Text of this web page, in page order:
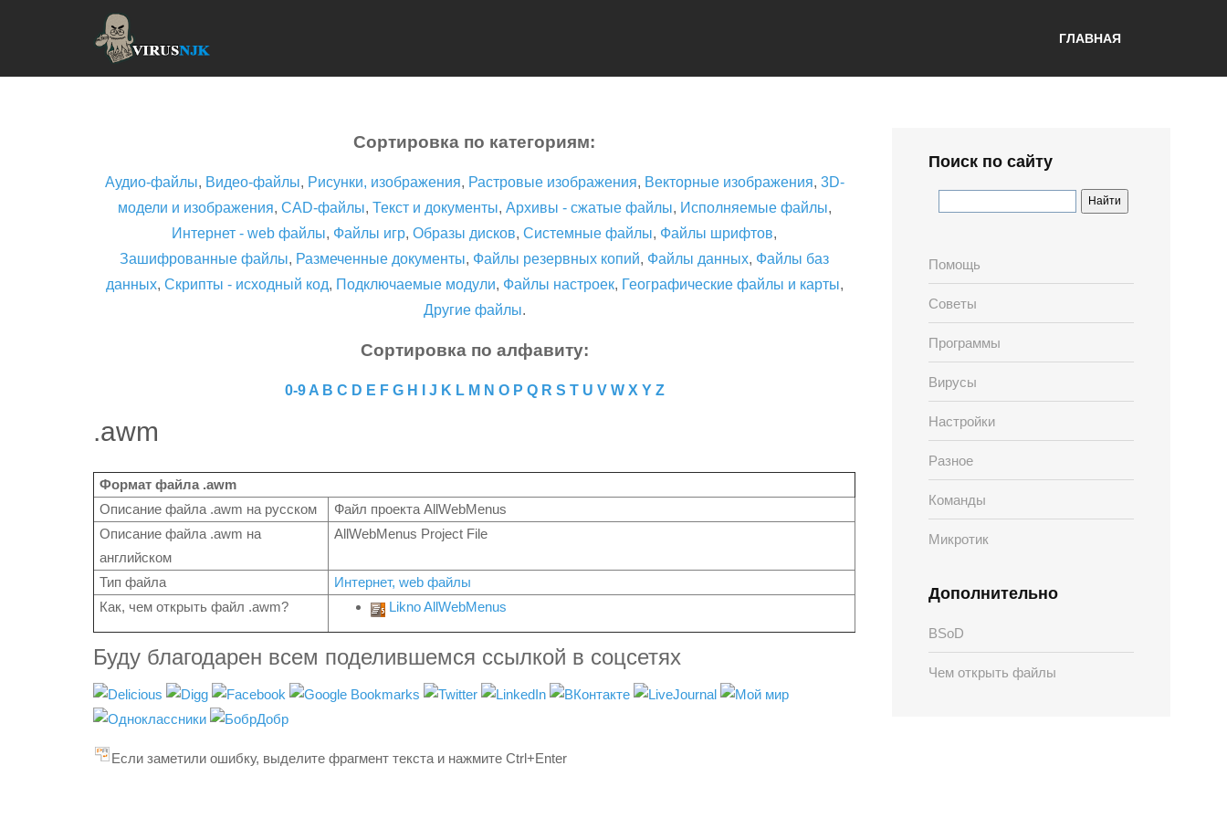
ГЛАВНАЯ
Сортировка по категориям:
Аудио-файлы, Видео-файлы, Рисунки, изображения, Растровые изображения, Векторные изображения, 3D-
модели и изображения, CAD-файлы, Текст и документы, Архивы - сжатые файлы, Исполняемые файлы,
Интернет - web файлы, Файлы игр, Образы дисков, Системные файлы, Файлы шрифтов,
Зашифрованные файлы, Размеченные документы, Файлы резервных копий, Файлы данных, Файлы баз
данных, Скрипты - исходный код, Подключаемые модули, Файлы настроек, Географические файлы и карты,
Другие файлы.
Сортировка по алфавиту:
0-9 A B C D E F G H J K L M N O P Q R S T U V W X Y Z
.awm
Формат файла .awm
Описание файла .awm на русском
Файл проекта AllWebMenus
Описание файла .awm на
английском
AllWebMenus Project File
Тип файла
Интернет, web файлы
Как, чем открыть файл .awm?
Likno AllWebMenus
Буду благодарен всем поделившемся ссылкой в соцсетях
Если заметили ошибку, выделите фрагмент текста и нажмите Ctrl+Enter
Поиск по сайту
Помощь
Советы
Программы
Вирусы
Настройки
Разное
Команды
Микротик
Дополнительно
BSoD
Чем открыть файлы